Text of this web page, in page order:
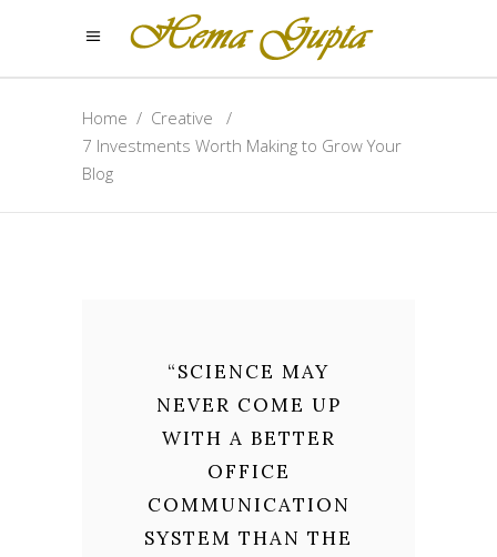
Home / Creative
/
7 Investments Worth Making to Grow Your
Blog
“SCIENCE MAY
NEVER COME UP
WITH A BETTER
OFFICE
COMMUNICATION
SYSTEM THAN THE